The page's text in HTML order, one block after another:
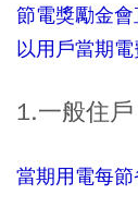
節電獎勵金
以用戶當期電
1.一般住戶
當期用電每節